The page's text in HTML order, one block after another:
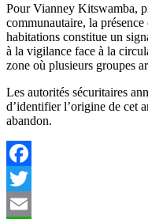
Pour Vianney Kitswamba,
communautaire, la
habitations constitue un
à la vigilance face à la
zone où plusieurs groupes
Les autorités sécuritaires
d’identifier l’origine de cet
abandon.
Facebook
Twitter